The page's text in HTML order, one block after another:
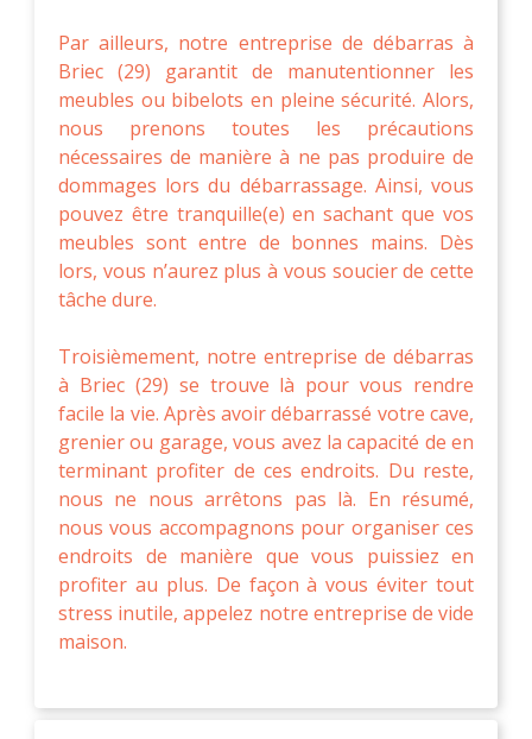
Par ailleurs, notre entreprise de débarras à
Briec (29) garantit de manutentionner les
meubles ou bibelots en pleine sécurité. Alors,
nous prenons toutes les précautions
nécessaires de manière à ne pas produire de
dommages lors du débarrassage. Ainsi, vous
pouvez être tranquille(e) en sachant que vos
meubles sont entre de bonnes mains. Dès
lors, vous n’aurez plus à vous soucier de cette
tâche dure.
Troisièmement, notre entreprise de débarras
à Briec (29) se trouve là pour vous rendre
facile la vie. Après avoir débarrassé votre cave,
grenier ou garage, vous avez la capacité de en
terminant profiter de ces endroits. Du reste,
nous ne nous arrêtons pas là. En résumé,
nous vous accompagnons pour organiser ces
endroits de manière que vous puissiez en
profiter au plus. De façon à vous éviter tout
stress inutile, appelez notre entreprise de vide
maison.